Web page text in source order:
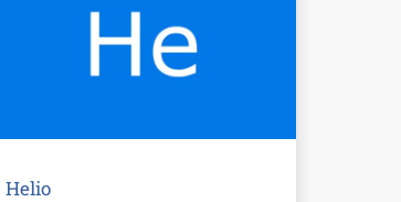
Helio